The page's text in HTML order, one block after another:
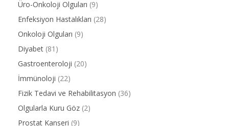
Üro-Onkoloji Olguları (9)
Enfeksiyon Hastalıkları (28)
Onkoloji Olguları (9)
Diyabet (81)
Gastroenteroloji (20)
İmmünoloji (22)
Fizik Tedavi ve Rehabilitasyon (36)
Olgularla Kuru Göz (2)
Prostat Kanseri (9)